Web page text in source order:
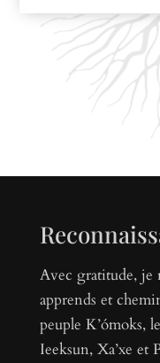
Avec gratitude, je
apprends et
peuple K’ómoks,
Ieeksun, Xa’xe et